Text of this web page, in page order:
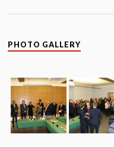
PHOTO GALLERY